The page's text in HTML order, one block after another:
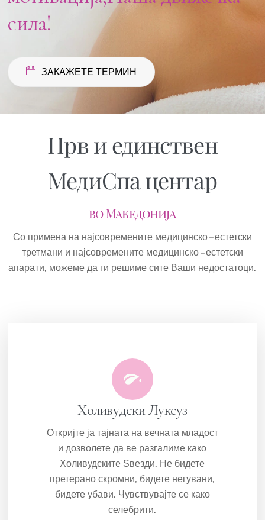
сила!
ЗАКАЖЕТЕ ТЕРМИН
Прв и единствен
МедиСпа центар
во Македонија
Со примена на најсовремените медицинско – естетски
третмани и најсовремените медицинско – естетски
апарати, можеме да ги решиме сите Ваши недостатоци.
Холивудски Луксуз
Откријте ја тајната на вечната младост
и дозволете да ве разгалиме како
Холивудските Ѕвезди. Не бидете
претерано скромни, бидете негувани,
бидете убави. Чувствувајте се како
селебрити.